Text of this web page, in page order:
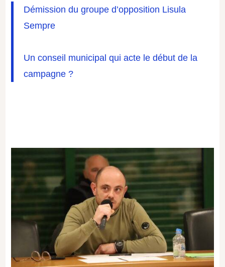
Démission du groupe d’opposition Lisula
Sempre
Un conseil municipal qui acte le début de la
campagne ?